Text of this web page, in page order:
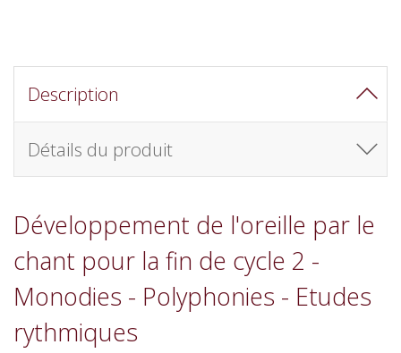
Description
Détails du produit
Développement de l'oreille par le
chant pour la fin de cycle 2 -
Monodies - Polyphonies - Etudes
rythmiques